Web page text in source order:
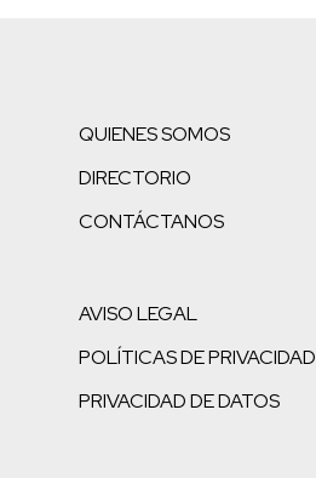
QUIENES SOMOS
DIRECTORIO
CONTÁCTANOS
AVISO LEGAL
POLÍTICAS DE PRIVACIDAD
PRIVACIDAD DE DATOS